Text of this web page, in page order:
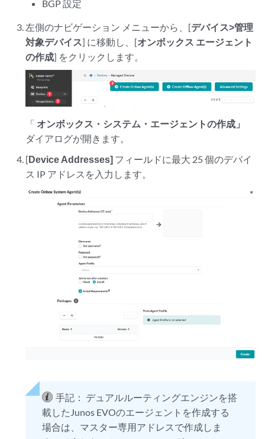
BGP 設定
左側のナビゲーション メニューから、[デバイス>管理
対象デバイス] に移動し、[オンボックス エージェント
の作成] をクリックします。
「 オンボックス・システム・エージェントの作成」
ダイアログが開きます。
[Device Addresses] フィールドに最大 25 個のデバイ
ス IP アドレスを入力します。
手記： デュアルルーティングエンジンを搭
載したJunos EVOのエージェントを作成する
場合は、マスター専用アドレスで作成しま